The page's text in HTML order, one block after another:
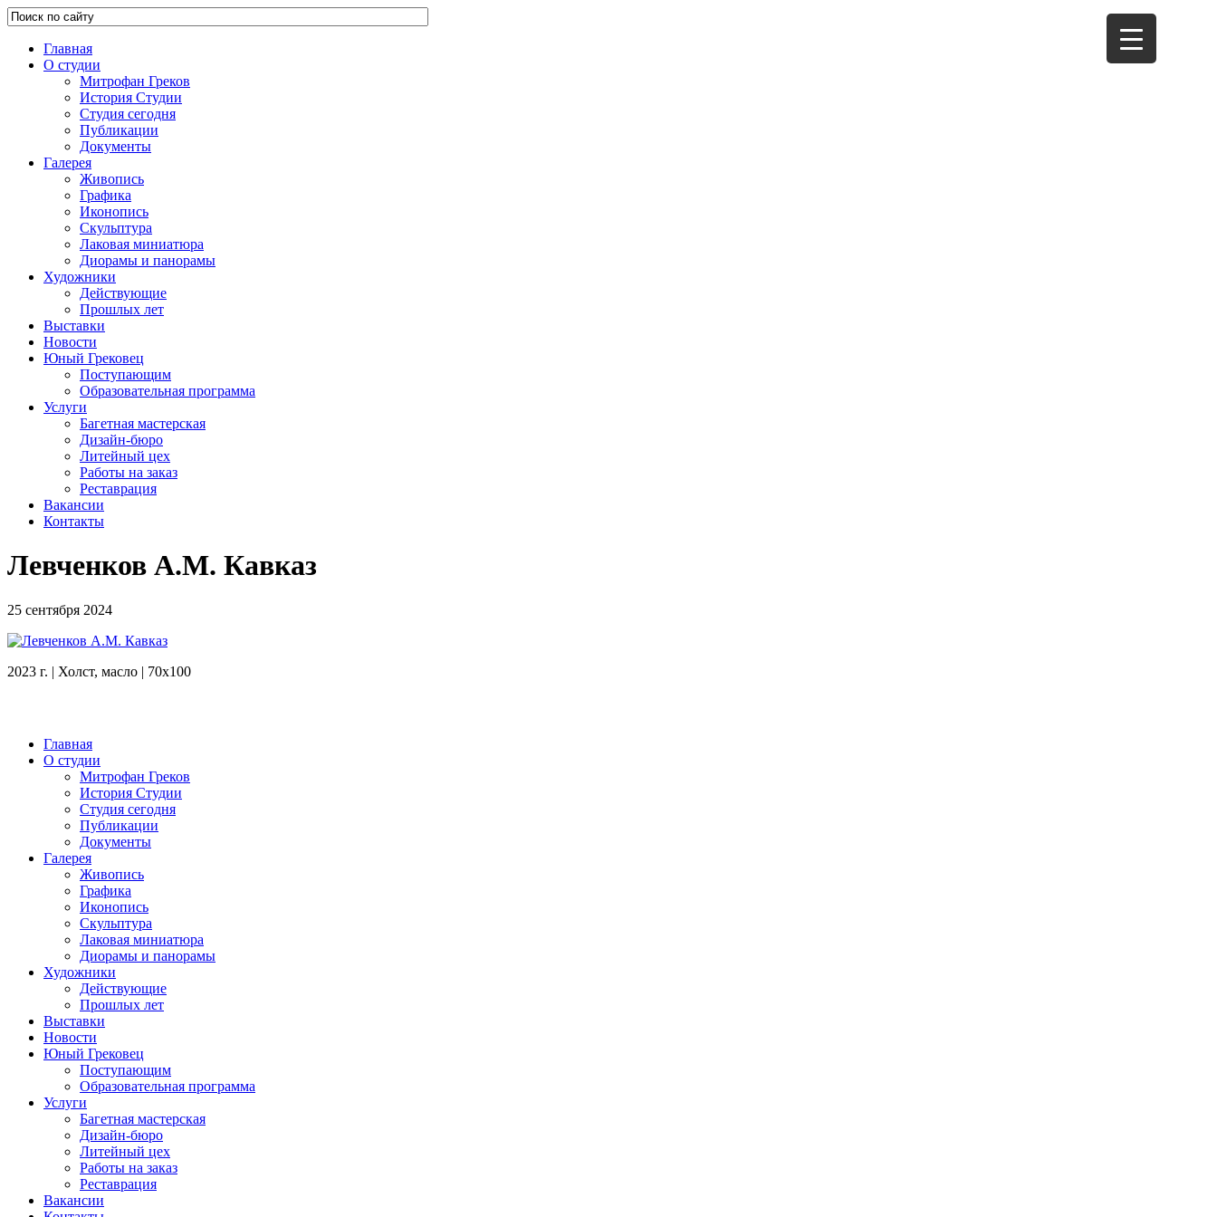
Главная
О студии
Митрофан Греков
История Студии
Студия сегодня
Публикации
Документы
Галерея
Живопись
Графика
Иконопись
Скульптура
Лаковая миниатюра
Диорамы и панорамы
Художники
Действующие
Прошлых лет
Выставки
Новости
Юный Грековец
Поступающим
Образовательная программа
Услуги
Багетная мастерская
Дизайн-бюро
Литейный цех
Работы на заказ
Реставрация
Вакансии
Контакты
Левченков А.М. Кавказ
25 сентября 2024
2023 г. | Холст, масло | 70х100
Главная
О студии
Митрофан Греков
История Студии
Студия сегодня
Публикации
Документы
Галерея
Живопись
Графика
Иконопись
Скульптура
Лаковая миниатюра
Диорамы и панорамы
Художники
Действующие
Прошлых лет
Выставки
Новости
Юный Грековец
Поступающим
Образовательная программа
Услуги
Багетная мастерская
Дизайн-бюро
Литейный цех
Работы на заказ
Реставрация
Вакансии